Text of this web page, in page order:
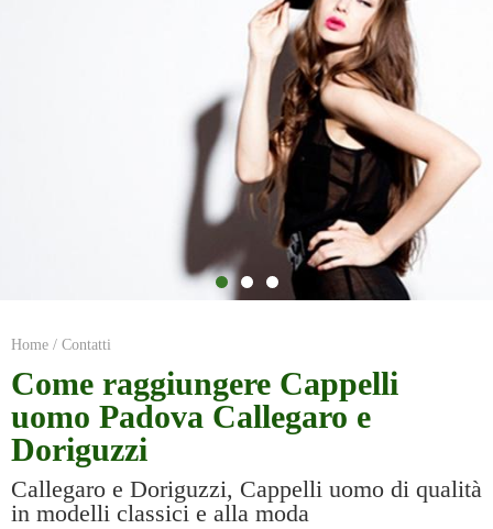
Home / Contatti
Come raggiungere Cappelli
uomo Padova Callegaro e
Doriguzzi
Callegaro e Doriguzzi, Cappelli uomo di qualità
in modelli classici e alla moda